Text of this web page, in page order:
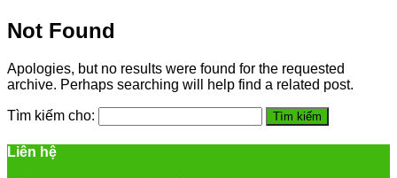
Not Found
Apologies, but no results were found for the requested
archive. Perhaps searching will help find a related post.
Tìm kiếm cho:
Liên hệ